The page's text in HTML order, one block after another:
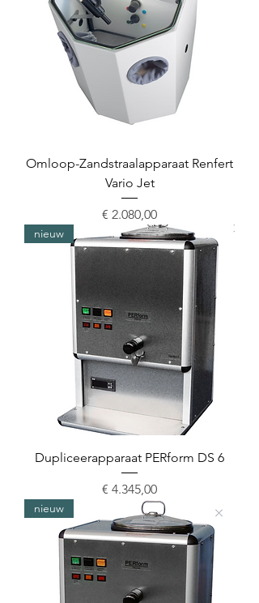
Omloop-Zandstraalapparaat Renfert
Vario Jet
Prijs
€ 2.080,00
nieuw
Dupliceerapparaat PERform DS 6
Prijs
€ 4.345,00
nieuw